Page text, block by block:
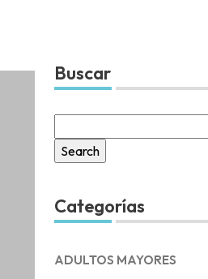
Buscar
for:
Categorías
ADULTOS MAYORES